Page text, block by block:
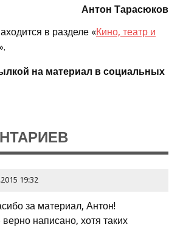
Антон Тарасюков
в разделе «Кино, театр и
на материал в социальных
19:32
за материал, Антон!
верно написано, хотя таких